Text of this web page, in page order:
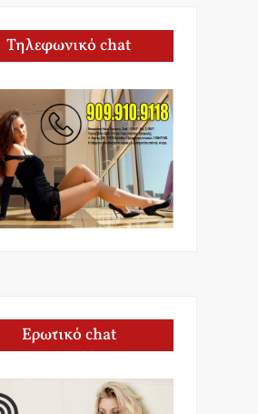
Τηλεφωνικό chat
Ερωτικό chat